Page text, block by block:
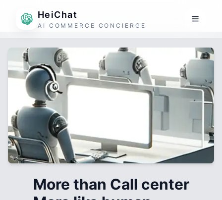
HeiChat
AI COMMERCE CONCIERGE
More than Call center